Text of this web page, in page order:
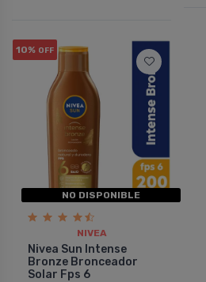
10% OFF
NO DISPONIBLE
NIVEA
Nivea Sun Intense
Bronze Bronceador
Solar Fps 6